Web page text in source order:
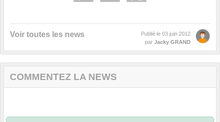
Voir toutes les news Publié le 03 juin 2012
par Jacky GRAND
COMMENTEZ LA NEWS